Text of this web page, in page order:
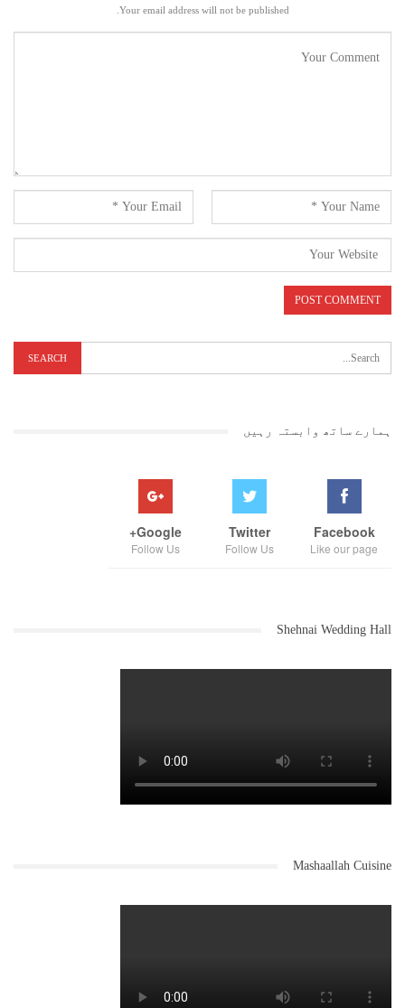
Your email address will not be published.
ہمارے ساتھ وابستہ رہیں
Facebook
Like our page
Twitter
Follow Us
Google+
Follow Us
Shehnai Wedding Hall
Mashaallah Cuisine